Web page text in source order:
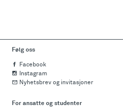
Følg oss
Facebook
Instagram
Nyhetsbrev og invitasjoner
For ansatte og studenter